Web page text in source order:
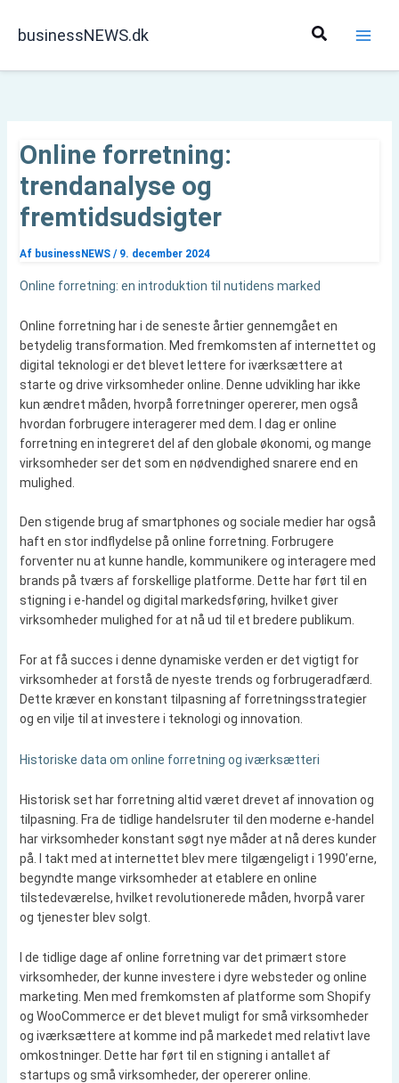
businessNEWS.dk Søg
Online forretning:
trendanalyse og
fremtidsudsigter
Af businessNEWS / 9. december 2024
Online forretning: en introduktion til nutidens marked
Online forretning har i de seneste årtier gennemgået en
betydelig transformation. Med fremkomsten af internettet og
digital teknologi er det blevet lettere for iværksættere at
starte og drive virksomheder online. Denne udvikling har ikke
kun ændret måden, hvorpå forretninger opererer, men også
hvordan forbrugere interagerer med dem. I dag er online
forretning en integreret del af den globale økonomi, og mange
virksomheder ser det som en nødvendighed snarere end en
mulighed.
Den stigende brug af smartphones og sociale medier har også
haft en stor indflydelse på online forretning. Forbrugere
forventer nu at kunne handle, kommunikere og interagere med
brands på tværs af forskellige platforme. Dette har ført til en
stigning i e-handel og digital markedsføring, hvilket giver
virksomheder mulighed for at nå ud til et bredere publikum.
For at få succes i denne dynamiske verden er det vigtigt for
virksomheder at forstå de nyeste trends og forbrugeradfærd.
Dette kræver en konstant tilpasning af forretningsstrategier
og en vilje til at investere i teknologi og innovation.
Historiske data om online forretning og iværksætteri
Historisk set har forretning altid været drevet af innovation og
tilpasning. Fra de tidlige handelsruter til den moderne e-handel
har virksomheder konstant søgt nye måder at nå deres kunder
på. I takt med at internettet blev mere tilgængeligt i 1990’erne,
begyndte mange virksomheder at etablere en online
tilstedeværelse, hvilket revolutionerede måden, hvorpå varer
og tjenester blev solgt.
I de tidlige dage af online forretning var det primært store
virksomheder, der kunne investere i dyre websteder og online
marketing. Men med fremkomsten af platforme som Shopify
og WooCommerce er det blevet muligt for små virksomheder
og iværksættere at komme ind på markedet med relativt lave
omkostninger. Dette har ført til en stigning i antallet af
startups og små virksomheder, der opererer online.